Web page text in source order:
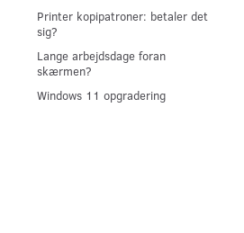
Printer kopipatroner: betaler det
sig?
Lange arbejdsdage foran
skærmen?
Windows 11 opgradering